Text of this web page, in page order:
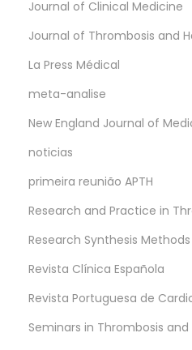
Journal of Clinical Medicine
Journal of Thrombosis and
La Press Médical
meta-analise
New England Journal of
noticias
primeira reunião APTH
Research and Practice in
Research Synthesis Methods
Revista Clínica Española
Revista Portuguesa de
Seminars in Thrombosis